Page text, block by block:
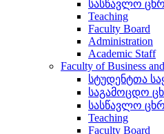
სასწავლო
Teaching
Faculty Board
Administration
Academic Staff
Faculty of Business
სტუდენტთა
საგამოცდო
სასწავლო
Teaching
Faculty Board